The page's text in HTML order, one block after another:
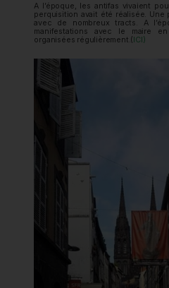
A l’époque, les antifas vivaient
perquisition avait été réalisée.
avec de nombreux tracts. A
manifestations avec le maire
organisées régulièrement.(ICI)